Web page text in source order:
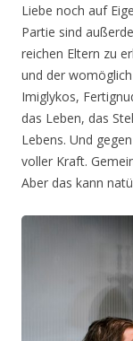
Liebe noch auf
Partie sind
reichen Eltern zu
und der
Imiglykos,
das Leben, das
Lebens. Und
voller Kraft.
Aber das kann